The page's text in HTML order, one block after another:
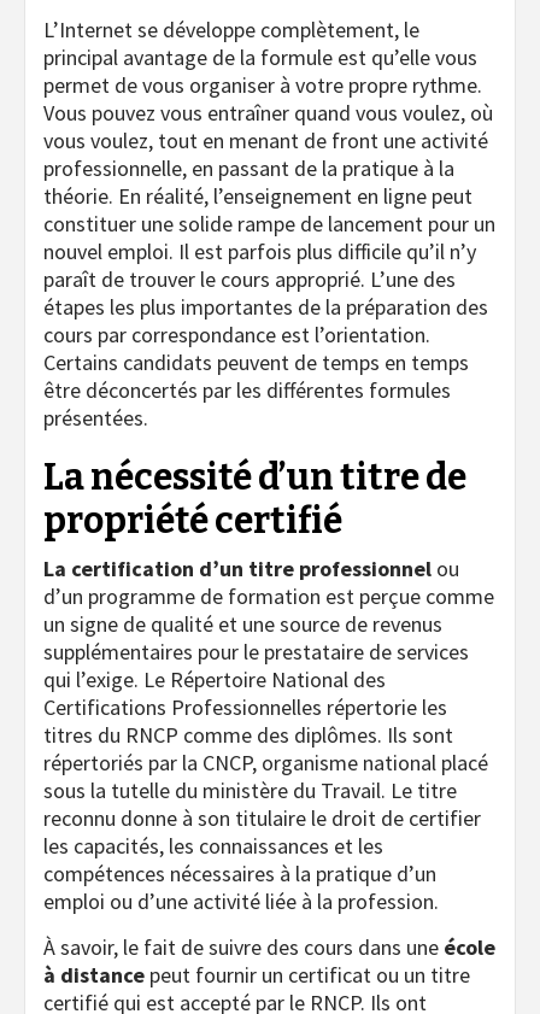
L’Internet se développe complètement, le
principal avantage de la formule est qu’elle vous
permet de vous organiser à votre propre rythme.
Vous pouvez vous entraîner quand vous voulez, où
vous voulez, tout en menant de front une activité
professionnelle, en passant de la pratique à la
théorie. En réalité, l’enseignement en ligne peut
constituer une solide rampe de lancement pour un
nouvel emploi. Il est parfois plus difficile qu’il n’y
paraît de trouver le cours approprié. L’une des
étapes les plus importantes de la préparation des
cours par correspondance est l’orientation.
Certains candidats peuvent de temps en temps
être déconcertés par les différentes formules
présentées.
La nécessité d’un titre de
propriété certifié
La certification d’un titre professionnel ou
d’un programme de formation est perçue comme
un signe de qualité et une source de revenus
supplémentaires pour le prestataire de services
qui l’exige. Le Répertoire National des
Certifications Professionnelles répertorie les
titres du RNCP comme des diplômes. Ils sont
répertoriés par la CNCP, organisme national placé
sous la tutelle du ministère du Travail. Le titre
reconnu donne à son titulaire le droit de certifier
les capacités, les connaissances et les
compétences nécessaires à la pratique d’un
emploi ou d’une activité liée à la profession.
À savoir, le fait de suivre des cours dans une école
à distance peut fournir un certificat ou un titre
certifié qui est accepté par le RNCP. Ils ont